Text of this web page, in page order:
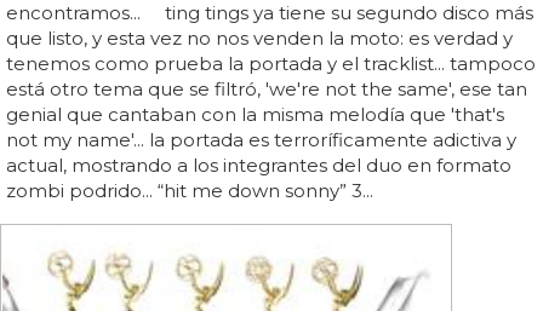
encontramos... ting tings ya tiene su segundo disco más
que listo, y esta vez no nos venden la moto: es verdad y
tenemos como prueba la portada y el tracklist... tampoco
está otro tema que se filtró, 'we're not the same', ese tan
genial que cantaban con la misma melodía que 'that's
not my name'... la portada es terroríficamente adictiva y
actual, mostrando a los integrantes del duo en formato
zombi podrido... “hit me down sonny” 3...